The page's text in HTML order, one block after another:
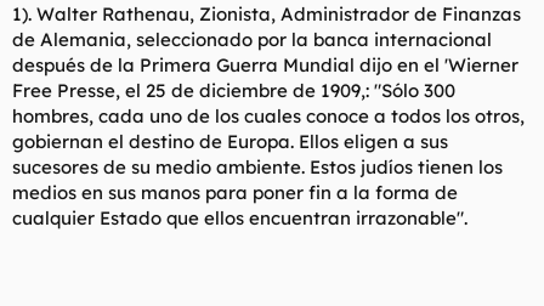
1). Walter Rathenau, Zionista, Administrador de Finanzas
de Alemania, seleccionado por la banca internacional
después de la Primera Guerra Mundial dijo en el 'Wierner
Free Presse, el 25 de diciembre de 1909,: "Sólo 300
hombres, cada uno de los cuales conoce a todos los otros,
gobiernan el destino de Europa. Ellos eligen a sus
sucesores de su medio ambiente. Estos judíos tienen los
medios en sus manos para poner fin a la forma de
cualquier Estado que ellos encuentran irrazonable".